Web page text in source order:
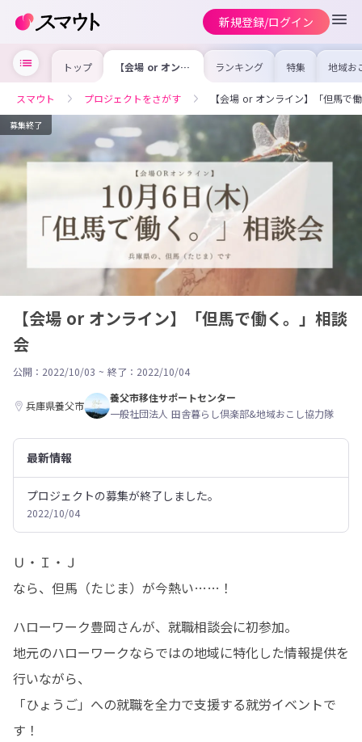
新規登録/ログイン
トップ 【会場 or オンラ
イン】「但馬で働
ランキング 特集 地域お
の求
を集め
事内容
を比較
合った
スマウト プロジェクトをさがす 【会場 or オンライン】「但馬で
募集終了
【会場 or オンライン】「但馬で働く。」相談
会
公開：2022/10/03 ~ 終了：2022/10/04
兵庫県養父市
養父市移住サポートセンター
一般社団法人 田舎暮らし倶楽部&地域おこし協力隊
最新情報
プロジェクトの募集が終了しました。
2022/10/04
Ｕ・Ｉ・Ｊ
なら、但馬（たじま）が今熱い……！
ハローワーク豊岡さんが、就職相談会に初参加。
地元のハローワークならではの地域に特化した情報提供を
行いながら、
「ひょうご」への就職を全力で支援する就労イベントで
す！